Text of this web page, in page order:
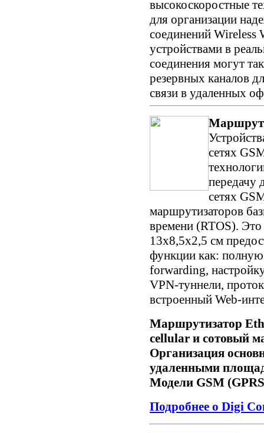
высокоскоростные
для организации
соединений
устройствами в
соединения могут
резервных каналов
связи в удаленных
сетях
передачу
сетях
маршрутизаторов
времени (RTOS). Это
13х8,5х2,5 см
функции как:
forwarding,
VPN-туннели,
встроенный Web-
Маршрутизатор
cellular и сотовый
Организация
удаленными
Модели GSM
Подробнее о Digi